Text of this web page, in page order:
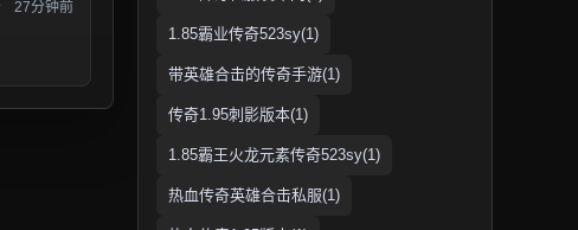
27分钟前
1.85霸业传奇523sy(1)
带英雄合击的传奇手游(1)
传奇1.95刺影版本(1)
1.85霸王火龙元素传奇523sy(1)
热血传奇英雄合击私服(1)